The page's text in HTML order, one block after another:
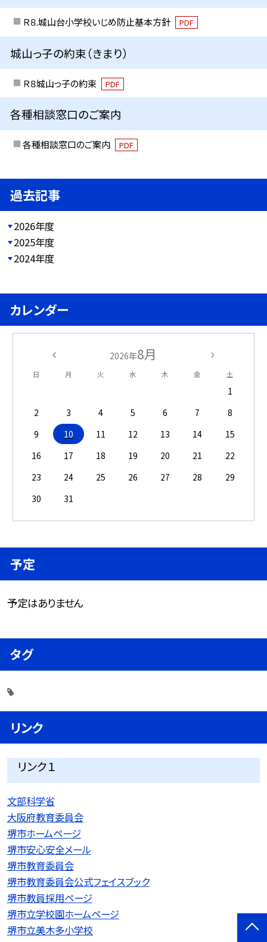
Ｒ８.城山台小学校いじめ防止基本方針 PDF
城山っ子の約束（きまり）
Ｒ８城山っ子の約束 PDF
各種相談窓口のご案内
各種相談窓口のご案内 PDF
過去記事
2026年度
2025年度
2024年度
カレンダー
2026年8月
日 月 火 水 木 金 土
1
2
3 4 5 6 7
8
9
10 11 12 13 14
15
16
17 18 19 20 21
22
23
24 25 26 27 28
29
30
31
予定
予定はありません
タグ
リンク
リンク１
文部科学省
大阪府教育委員会
堺市ホームページ
堺市安心安全メール
堺市教育委員会
堺市教育委員会公式フェイスブック
堺市教員採用ページ
堺市立学校園ホームページ
堺市立美木多小学校